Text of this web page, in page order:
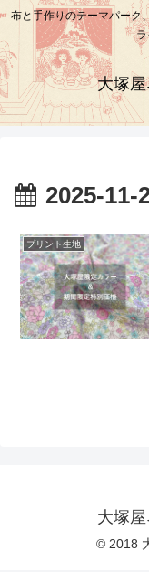
布と手作りのテーマパーク
大塚
2025-11-
プリント生地
大塚
© 2018